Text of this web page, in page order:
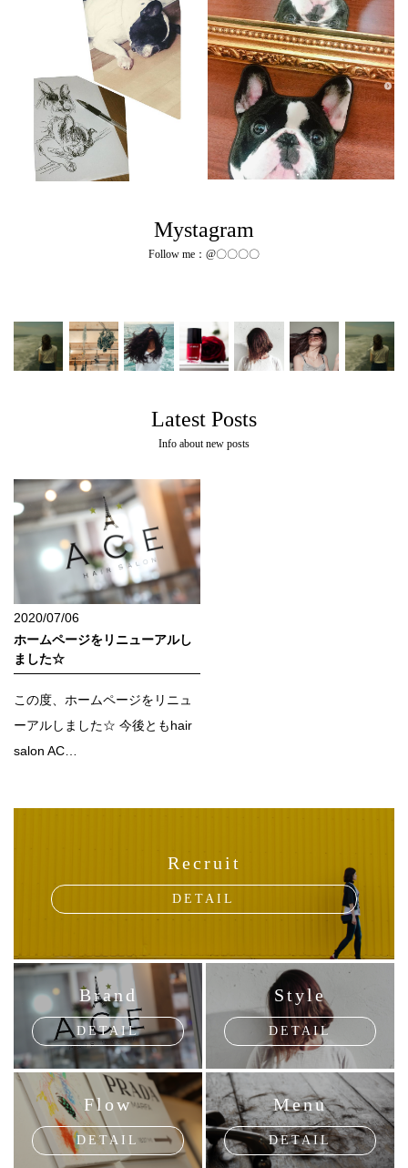
Mystagram
Follow me：@〇〇〇〇
Latest Posts
Info about new posts
2020/07/06
ホームページをリニューアルし
ました☆
この度、ホームページをリニュ
ーアルしました☆ 今後ともhair
salon AC…
Recruit
DETAIL
Brand
DETAIL
Style
DETAIL
Flow
DETAIL
Menu
DETAIL